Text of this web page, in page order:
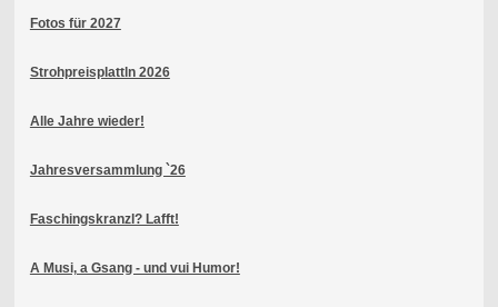
Fotos für 2027
Strohpreisplattln 2026
Alle Jahre wieder!
Jahresversammlung `26
Faschingskranzl? Lafft!
A Musi, a Gsang - und vui Humor!